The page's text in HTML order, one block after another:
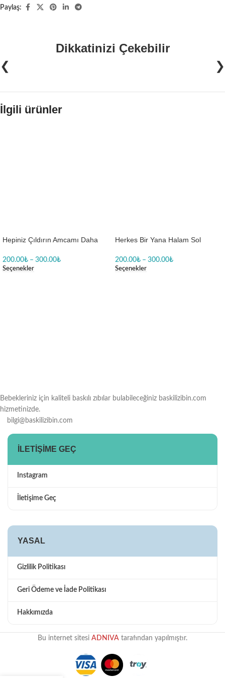
Paylaş:
Dikkatinizi Çekebilir
❮ ❯
İlgili ürünler
Hepiniz Çıldırın Amcamı Daha
Zıbın
200.00₺ – 300.00₺
Seçenekler
Herkes Bir Yana Halam Sol
200.00₺ – 300.00₺
Seçenekler
Bebekleriniz için kaliteli baskılı zıbılar bulabileceğiniz baskilizibin.com
hizmetinizde.
bilgi@baskilizibin.com
İLETIŞIME GEÇ
Instagram
İletişime Geç
YASAL
Gizlilik Politikası
Geri Ödeme ve İade Politikası
Hakkımızda
Bu internet sitesi ADNIVA tarafından yapılmıştır.